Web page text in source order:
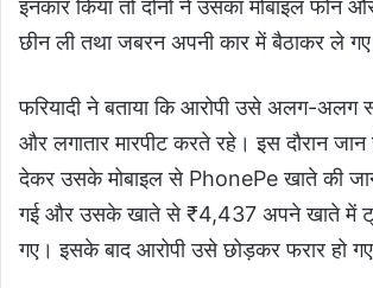
इनकार किया तो दोनों ने उसका मोबाइल फोन
छीन ली तथा जबरन अपनी कार में बैठाकर ले
फरियादी ने बताया कि आरोपी उसे अलग-अलग
और लगातार मारपीट करते रहे। इस दौरान
देकर उसके मोबाइल से PhonePe खाते की
गई और उसके खाते से ₹4,437 अपने खाते में
गए। इसके बाद आरोपी उसे छोड़कर फरार हो